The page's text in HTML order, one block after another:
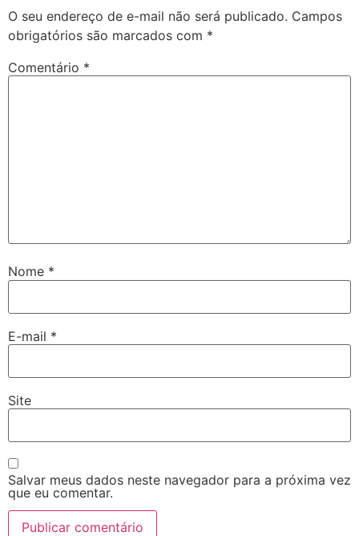
O seu endereço de e-mail não será publicado. Campos
obrigatórios são marcados com *
Comentário *
Nome *
E-mail *
Site
Salvar meus dados neste navegador para a próxima vez
que eu comentar.